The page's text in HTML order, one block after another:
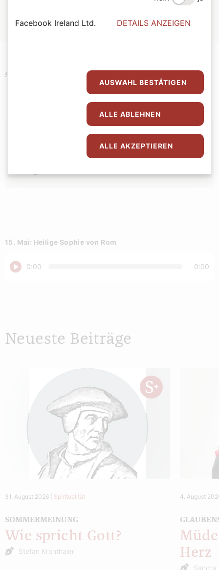
Erhältlich imWebshop des Wiener Dom-Verlags.
Schlagwörter Podcast
Bernadette Spitzer
15. Mai: Heilige Sophie von Rom
Abspielen
0:00 0:00
Neueste Beiträge
31. August 2026 Spiritualität
SOMMERMEINUNG
Wie spricht Gott?
Stefan Kronthaler
4. August
Herz
Sandra
Facebook Ireland Ltd. DETAILS ANZEIGEN
AUSWAHL BESTÄTIGEN
ALLE ABLEHNEN
ALLE AKZEPTIEREN